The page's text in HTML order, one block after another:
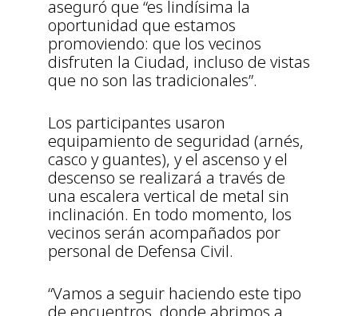
aseguró que “es lindísima la
oportunidad que estamos
promoviendo: que los vecinos
disfruten la Ciudad, incluso de vistas
que no son las tradicionales”.
Los participantes usaron
equipamiento de seguridad (arnés,
casco y guantes), y el ascenso y el
descenso se realizará a través de
una escalera vertical de metal sin
inclinación. En todo momento, los
vecinos serán acompañados por
personal de Defensa Civil.
“Vamos a seguir haciendo este tipo